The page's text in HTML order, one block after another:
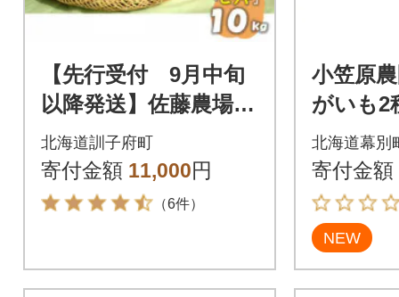
【先行受付 9月中旬
以降発送】佐藤農場の
じゃがいも「とう
や」10kg
北海道訓子府町
寄付金額 11,000円
（6件）
小笠原
がいも2
海こが
荷先行
8]
北海道幕別
寄付金額
NEW